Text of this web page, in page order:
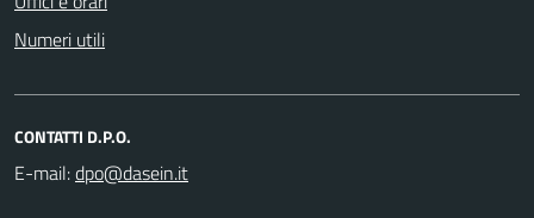
Numeri utili
CONTATTI D.P.O.
E-mail: